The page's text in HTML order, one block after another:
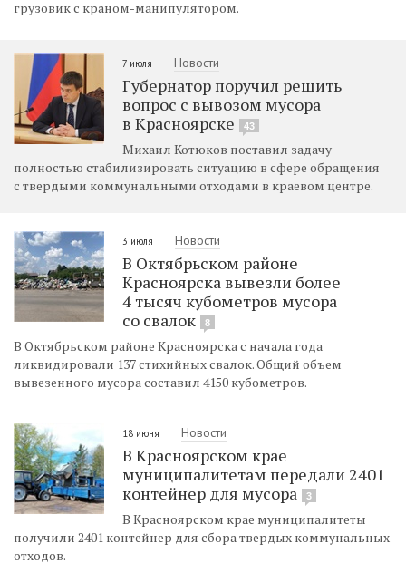
грузовик с краном-манипулятором.
7 июля Новости
Губернатор поручил решить
вопрос с вывозом мусора
в Красноярске
43
Михаил Котюков поставил задачу
полностью стабилизировать ситуацию в сфере обращения
с твердыми коммунальными отходами в краевом центре.
3 июля Новости
В Октябрьском районе
Красноярска вывезли более
4 тысяч кубометров мусора
со свалок
8
В Октябрьском районе Красноярска с начала года
ликвидировали 137 стихийных свалок. Общий объем
вывезенного мусора составил 4150 кубометров.
18 июня Новости
В Красноярском крае
муниципалитетам передали 2401
контейнер для мусора
3
В Красноярском крае муниципалитеты
получили 2401 контейнер для сбора твердых коммунальных
отходов.